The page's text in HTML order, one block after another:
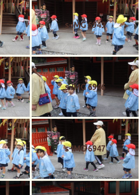
s-IMG 6949
s-IMG 6946
s-IMG 6947